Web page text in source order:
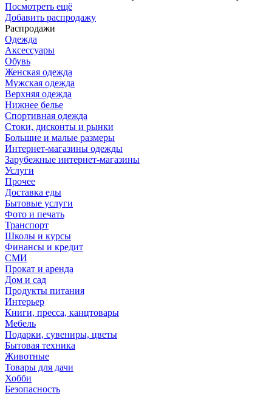
Посмотреть ещё
Добавить распродажу
Распродажи
Одежда
Аксессуары
Обувь
Женская одежда
Мужская одежда
Верхняя одежда
Нижнее белье
Спортивная одежда
Стоки, дисконты и рынки
Большие и малые размеры
Интернет-магазины одежды
Зарубежные интернет-магазины
Услуги
Прочее
Доставка еды
Бытовые услуги
Фото и печать
Транспорт
Школы и курсы
Финансы и кредит
СМИ
Прокат и аренда
Дом и сад
Продукты питания
Интерьер
Книги, пресса, канцтовары
Мебель
Подарки, сувениры, цветы
Бытовая техника
Животные
Товары для дачи
Хобби
Безопасность